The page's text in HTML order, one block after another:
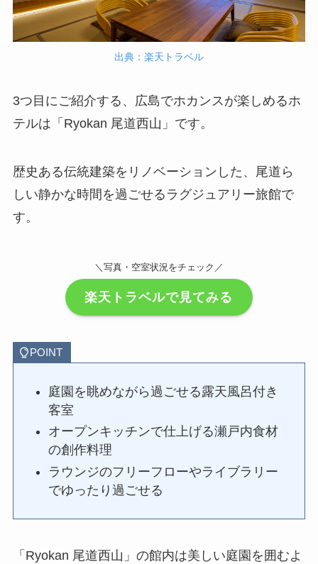
出典：楽天トラベル
3つ目にご紹介する、広島でホカンスが楽しめるホ
テルは「Ryokan 尾道西山」です。
歴史ある伝統建築をリノベーションした、尾道ら
しい静かな時間を過ごせるラグジュアリー旅館で
す。
＼写真・空室状況をチェック／
楽天トラベルで見てみる
POINT
庭園を眺めながら過ごせる露天風呂付き
客室
オープンキッチンで仕上げる瀬戸内食材
の創作料理
ラウンジのフリーフローやライブラリー
でゆったり過ごせる
「Ryokan 尾道西山」の館内は美しい庭園を囲むよ